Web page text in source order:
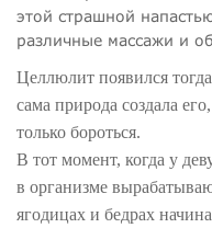
этой страшной
различные массажи и
Целлюлит появился
сама природа создала
только бороться.
В тот момент, когда у
в организме
ягодицах и бедрах